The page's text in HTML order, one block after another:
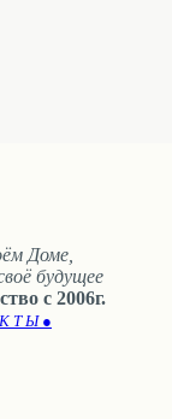
Доме,
будущее
с 2006г.
Т Ы ●